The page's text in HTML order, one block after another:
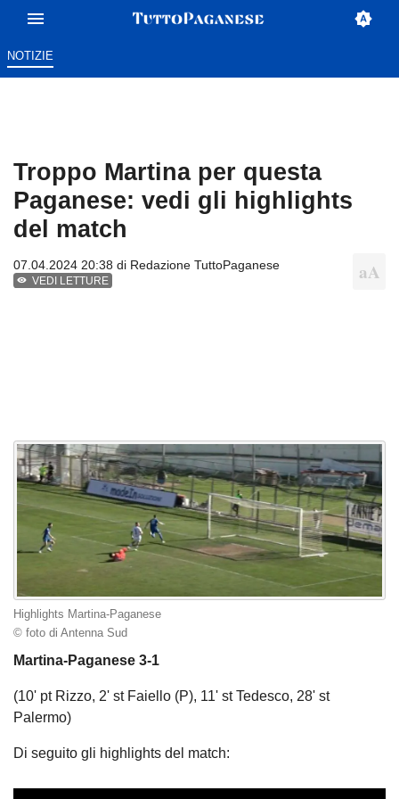
NOTIZIE
Troppo Martina per questa
Paganese: vedi gli highlights
del match
07.04.2024 20:38 di Redazione TuttoPaganese
VEDI LETTURE
Highlights Martina-Paganese
© foto di Antenna Sud
Martina-Paganese 3-1
(10' pt Rizzo, 2' st Faiello (P), 11' st Tedesco, 28' st
Palermo)
Di seguito gli highlights del match: